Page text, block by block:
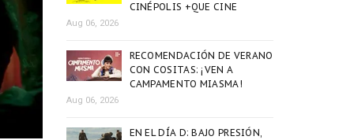
CINÉPOLIS +QUE CINE
Aug 06, 2026
RECOMENDACIÓN DE VERANO
CON COSITAS: ¡VEN A
CAMPAMENTO MIASMA!
Aug 06, 2026
EN EL DÍA D: BAJO PRESIÓN,